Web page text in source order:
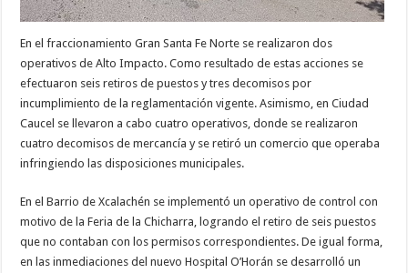
En el fraccionamiento Gran Santa Fe Norte se realizaron dos
operativos de Alto Impacto. Como resultado de estas acciones se
efectuaron seis retiros de puestos y tres decomisos por
incumplimiento de la reglamentación vigente. Asimismo, en Ciudad
Caucel se llevaron a cabo cuatro operativos, donde se realizaron
cuatro decomisos de mercancía y se retiró un comercio que operaba
infringiendo las disposiciones municipales.
En el Barrio de Xcalachén se implementó un operativo de control con
motivo de la Feria de la Chicharra, logrando el retiro de seis puestos
que no contaban con los permisos correspondientes. De igual forma,
en las inmediaciones del nuevo Hospital O’Horán se desarrolló un